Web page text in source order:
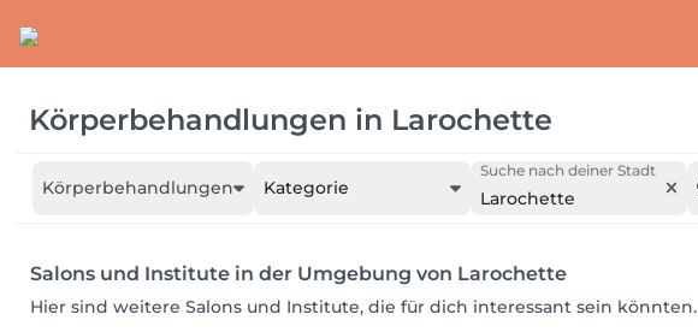
Körperbehandlungen in Larochette
Körperbehandlungen Kategorie
Suche nach deiner Stadt
Larochette
Salons und Institute in der Umgebung von Larochette
Hier sind weitere Salons und Institute, die für dich interessant sein könnten.